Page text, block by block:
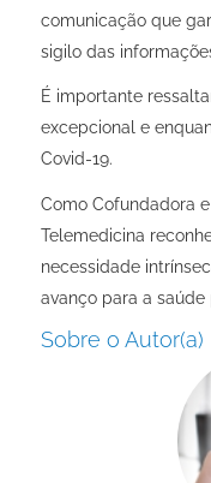
comunicação que
sigilo das
É importante
excepcional e
Covid-19.
Como Cofundadora
Telemedicina
necessidade
avanço para a
Sobre o Autor(a)